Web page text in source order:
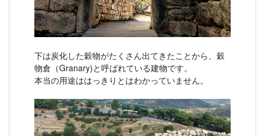
下は炭化した穀物がたくさん出てきたことから、穀
物倉（Granary)と呼ばれている建物です。
本当の用途ははっきりとはわかっていません。